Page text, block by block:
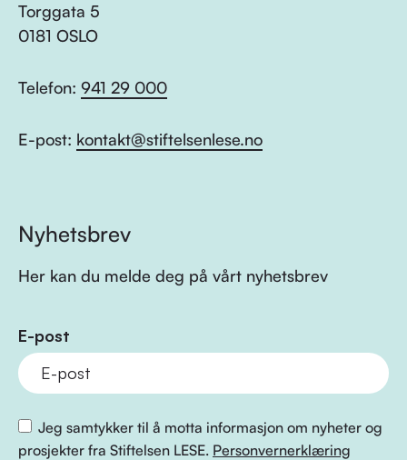
Torggata 5
0181 OSLO
Telefon: 941 29 000
E-post: kontakt@stiftelsenlese.no
Nyhetsbrev
Her kan du melde deg på vårt nyhetsbrev
E-post
Jeg samtykker til å motta informasjon om nyheter og
prosjekter fra Stiftelsen LESE. Personvernerklæring